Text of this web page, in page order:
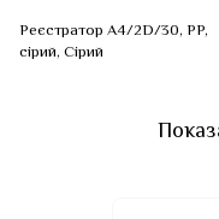
Реєстратор А4/2D/30, PP,
сірий, Сірий